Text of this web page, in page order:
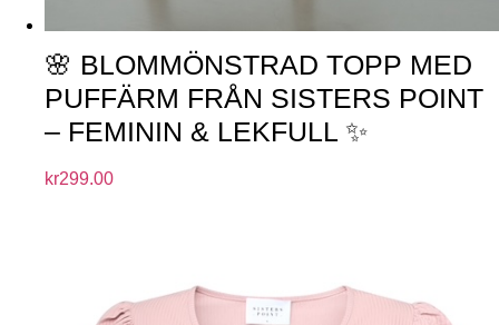
🌸 BLOMMÖNSTRAD TOPP MED
PUFFÄRM FRÅN SISTERS POINT
– FEMININ & LEKFULL ✨
kr299.00